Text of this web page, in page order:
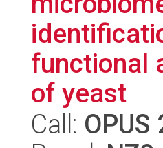
functional
of yeast
Call: OPUS